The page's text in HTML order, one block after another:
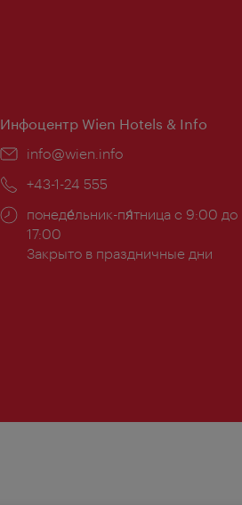
Инфоцентр Wien Hotels & Info
Эл.
info@wien.info
Телефон:
+43-1-24 555
Часы
работы:
понеде́льник-пя́тница с 9:00 до
17:00
Закрыто в праздничные дни